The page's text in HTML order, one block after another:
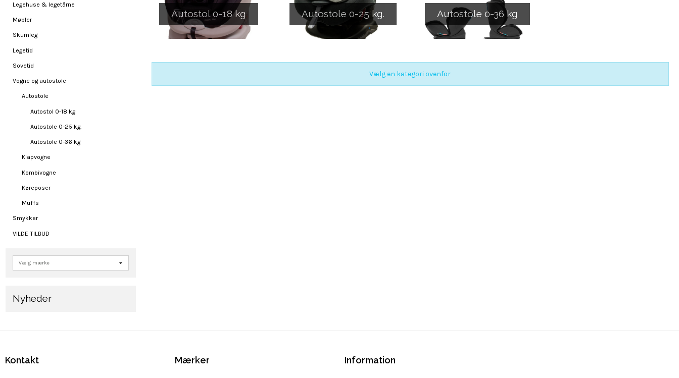
Legehuse & legetårne
Møbler
Skumleg
Legetid
Sovetid
Vogne og autostole
Autostole
Autostol 0-18 kg
Autostole 0-25 kg.
Autostole 0-36 kg
Klapvogne
Kombivogne
Køreposer
Muffs
Smykker
VILDE TILBUD
Nyheder
Autostol 0-18 kg Autostole 0-25 kg. Autostole 0-36 kg
Vælg en kategori ovenfor
Kontakt Mærker Information